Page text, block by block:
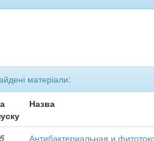
матеріали:
Назва
Антибактериальная и